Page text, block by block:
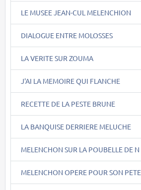
LE MUSEE JEAN-CUL MELENCHION
DIALOGUE ENTRE MOLOSSES
LA VERITE SUR ZOUMA
J'AI LA MEMOIRE QUI FLANCHE
RECETTE DE LA PESTE BRUNE
LA BANQUISE DERRIERE MELUCHE
MELENCHON SUR LA POUBELLE DE N
MELENCHON OPERE POUR SON PETE